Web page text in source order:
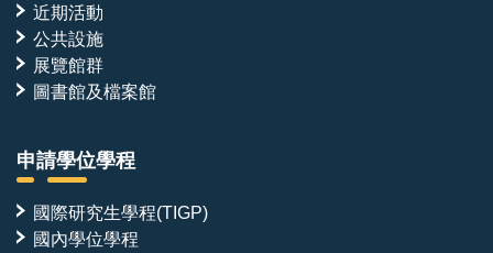
近期活動
公共設施
展覽館群
圖書館及檔案館
申請學位學程
國際研究生學程(TIGP)
國內學位學程